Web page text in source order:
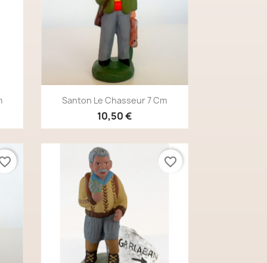
Aperçu rapide
Santon Le Chasseur 7 Cm
10,50 €
favorite_border